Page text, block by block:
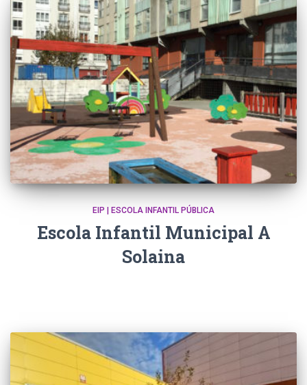
EIP | ESCOLA INFANTIL PÚBLICA
Escola Infantil Municipal A
Solaina